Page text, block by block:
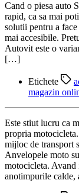
Cand o piesa auto
rapid, ca sa mai
solutii pentru a
mai accesibile.
Autovit este o
[…]
Etichete
magazin
Este stiut lucru ca
propria
mijloc de transport
Anvelopele moto
motocicleta.
anotimpurile